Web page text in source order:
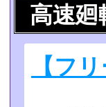
高速廻
【フ